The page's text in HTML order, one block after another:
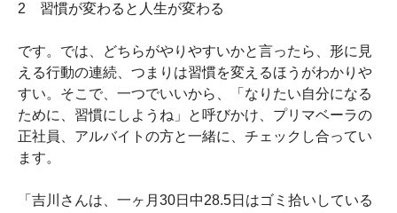
2 習慣が変わると人生が変わる
です。では、どちらがやりやすいかと言ったら、形に見
える行動の連続、つまりは習慣を変えるほうがわかりや
すい。そこで、一つでいいから、「なりたい自分になる
ために、習慣にしようね」と呼びかけ、プリマベーラの
正社員、アルバイトの方と一緒に、チェックし合ってい
ます。
「吉川さんは、一ヶ月30日中28.5日はゴミ拾いしている